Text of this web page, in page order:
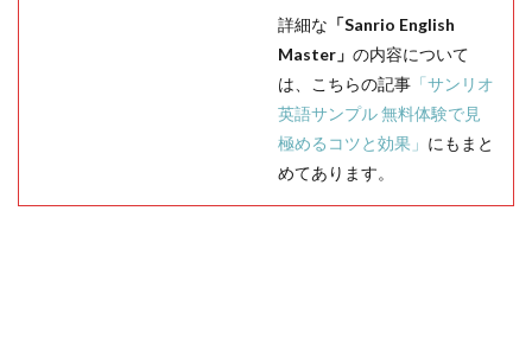
詳細な 「Sanrio English
Master」 の内容について
は、こちらの記事 「サンリオ
英語サンプル 無料体験で見
極めるコツと効果」 にもまと
めてあります。